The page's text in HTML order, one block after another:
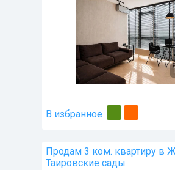
1
В избранное
Продам 3 ком. квартиру в
Таировские сады